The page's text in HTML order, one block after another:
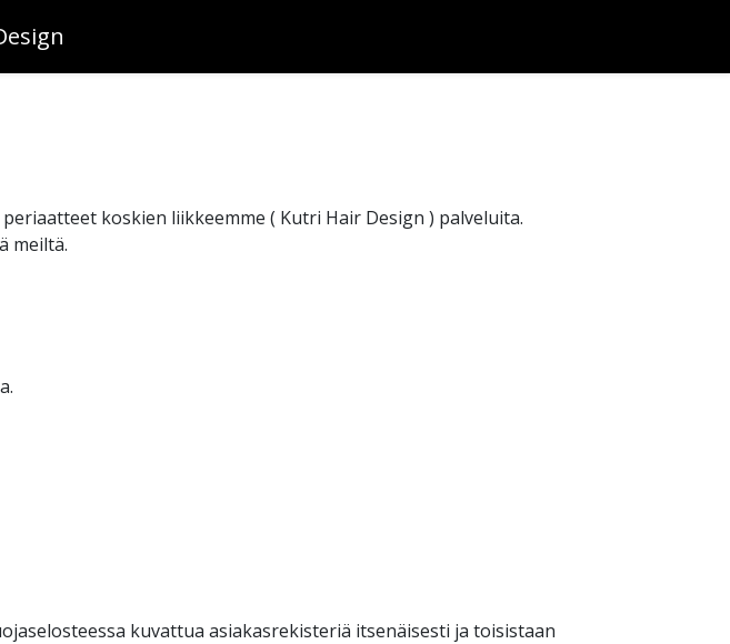
koskien liikkeemme ( Kutri Hair Design ) palveluita.
meiltä.
kuvattua asiakasrekisteriä itsenäisesti ja toisistaan